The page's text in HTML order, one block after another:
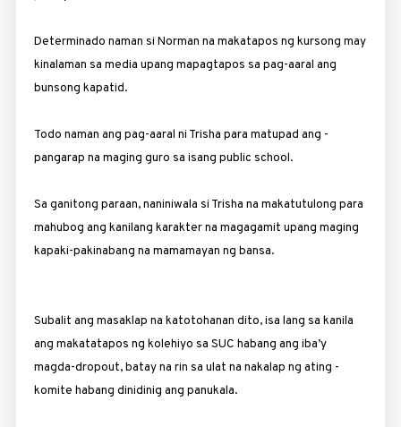
Determinado naman si Norman na makatapos ng kursong may
kinalaman sa media upang mapagtapos sa pag-aaral ang
bunsong kapatid.
Todo naman ang pag-aaral ni Trisha para matupad ang ­
pangarap na maging guro sa isang public school.
Sa ganitong paraan, naniniwala si Trisha na makatutulong para
mahubog ang kanilang karakter na magagamit upang maging
kapaki-pakinabang na mamamayan ng bansa.
Subalit ang masaklap na katotohanan dito, isa lang sa kanila
ang makatatapos ng kolehiyo sa SUC habang ang iba’y
magda-dropout, batay na rin sa ulat na nakalap ng ating ­
komite habang dinidinig ang panukala.